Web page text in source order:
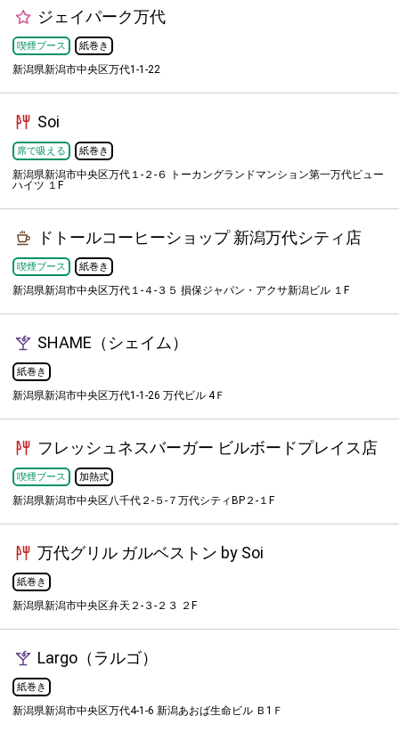
ジェイパーク万代
喫煙ブース 紙巻き
新潟県新潟市中央区万代1-1-22
Soi
席で吸える 紙巻き
新潟県新潟市中央区万代１-２-６ トーカングランドマンション第一万代ビュー
ハイツ １F
ドトールコーヒーショップ 新潟万代シティ店
喫煙ブース 紙巻き
新潟県新潟市中央区万代１-４-３５ 損保ジャパン・アクサ新潟ビル １F
SHAME（シェイム）
紙巻き
新潟県新潟市中央区万代1-1-26 万代ビル 4Ｆ
フレッシュネスバーガー ビルボードプレイス店
喫煙ブース 加熱式
新潟県新潟市中央区八千代２-５-７万代シティBP２-１F
万代グリル ガルベストン by Soi
紙巻き
新潟県新潟市中央区弁天２-３-２３ ２F
Largo（ラルゴ）
紙巻き
新潟県新潟市中央区万代4-1-6 新潟あおば生命ビル Ｂ1Ｆ